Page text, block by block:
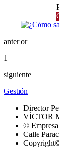
anterior
1
siguiente
Gestión
Director
VÍCTOR
©
Calle